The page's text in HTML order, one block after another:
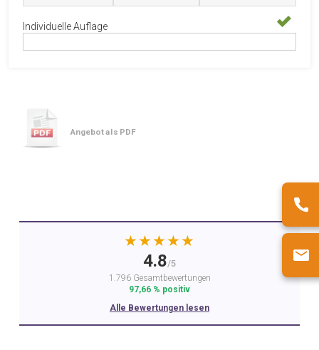
Individuelle Auflage
Angebot als PDF
★★★★★
4.8/5
1.796 Gesamtbewertungen
97,66 % positiv
Alle Bewertungen lesen